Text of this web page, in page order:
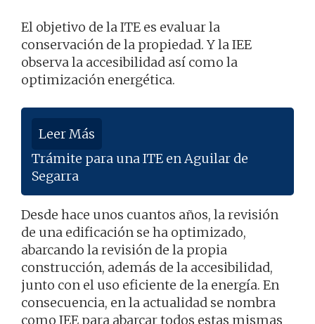
El objetivo de la ITE es evaluar la
conservación de la propiedad. Y la IEE
observa la accesibilidad así como la
optimización energética.
Leer Más
Trámite para una ITE en Aguilar de
Segarra
Desde hace unos cuantos años, la revisión
de una edificación se ha optimizado,
abarcando la revisión de la propia
construcción, además de la accesibilidad,
junto con el uso eficiente de la energía. En
consecuencia, en la actualidad se nombra
como IEE para abarcar todos estas mismas